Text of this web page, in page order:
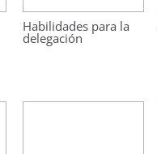
Habilidades para la
delegación